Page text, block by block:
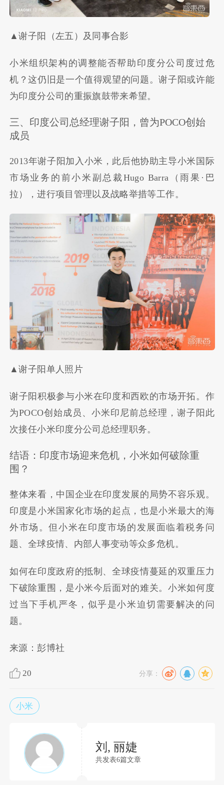
▲谢子阳（左五）及同事合影
小米组织架构的调整能否帮助印度分公司度过危
机？这仍旧是一个值得观望的问题。谢子阳或许能
为印度分公司的重振旗鼓带来希望。
三、印度公司总经理谢子阳，曾为POCO创始
成员
2013年谢子阳加入小米，此后他协助主导小米国际
市场业务的前小米副总裁Hugo Barra（雨果·巴
拉），进行项目管理以及战略举措等工作。
▲谢子阳单人照片
谢子阳积极参与小米在印度和西欧的市场开拓。作
为POCO创始成员、小米印尼前总经理，谢子阳此
次接任小米印度分公司总经理职务。
结语：印度市场迎来危机，小米如何破除重
围？
整体来看，中国企业在印度发展的局势不容乐观。
印度是小米国家化市场的起点，也是小米最大的海
外市场。但小米在印度市场的发展面临着税务问
题、全球疫情、内部人事变动等众多危机。
如何在印度政府的抵制、全球疫情蔓延的双重压力
下破除重围，是小米今后面对的难关。小米如何度
过当下手机严冬，似乎是小米迫切需要解决的问
题。
来源：彭博社
20 分享：
小米
刘, 丽婕
共发表6篇文章